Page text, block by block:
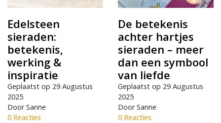
Edelsteen
sieraden:
betekenis,
werking &
inspiratie
Geplaatst op 29 Augustus
2025
Door Sanne
0 Reacties
De betekenis
achter hartjes
sieraden – meer
dan een symbool
van liefde
Geplaatst op 29 Augustus
2025
Door Sanne
0 Reacties